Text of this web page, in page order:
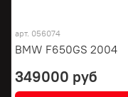
арт. 056074
BMW F650GS 2004
349000 руб